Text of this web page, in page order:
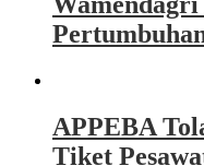
APPEBA
Tiket